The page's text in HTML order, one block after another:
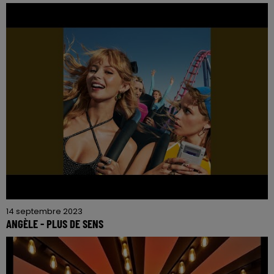
14 septembre 2023
ANGÈLE - PLUS DE SENS